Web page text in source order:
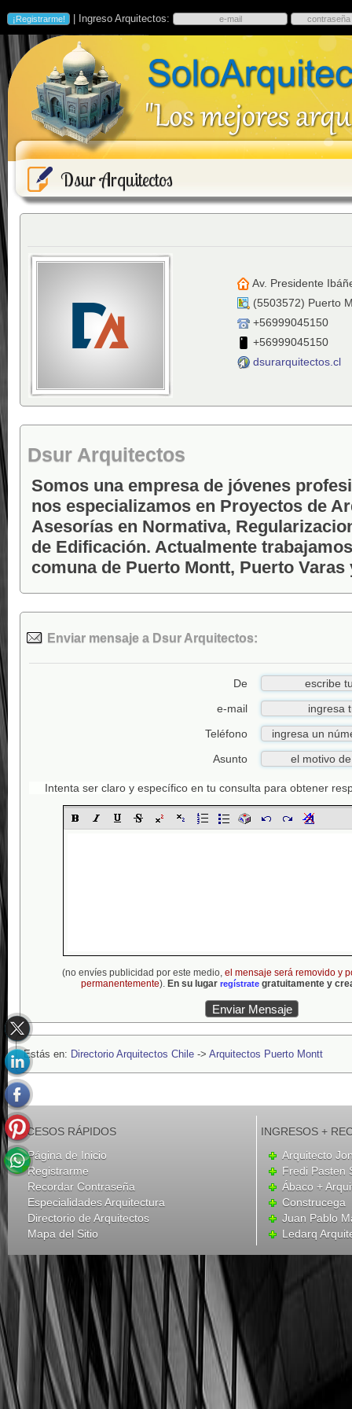
| Ingreso Arquitectos:
Dsur Arquitectos
Av. Presidente
(5503572) Puerto
+56999045150
+56999045150
dsurarquitectos.cl
Dsur Arquitectos
Somos una empresa de jóvenes
nos especializamos en Proyectos de
Asesorías en Normativa,
de Edificación. Actualmente
comuna de Puerto Montt, Puerto Varas
Enviar mensaje a Dsur Arquitectos:
De
e-mail
Teléfono
Asunto
Intenta ser claro y específico en tu consulta para obtener
(no envíes publicidad por este medio, el mensaje será removido y
permanentemente). En su lugar regístrategratuitamente y
Estás en: Directorio Arquitectos Chile -> Arquitectos Puerto Montt
ACCESOS RÁPIDOS
Página de Inicio
Registrarme
Recordar Contraseña
Especialidades Arquitectura
Directorio de Arquitectos
Mapa del Sitio
INGRESOS +
Arquitecto
Fredi Pasten
Ábaco +
Construcega
Juan Pablo
Ledarq